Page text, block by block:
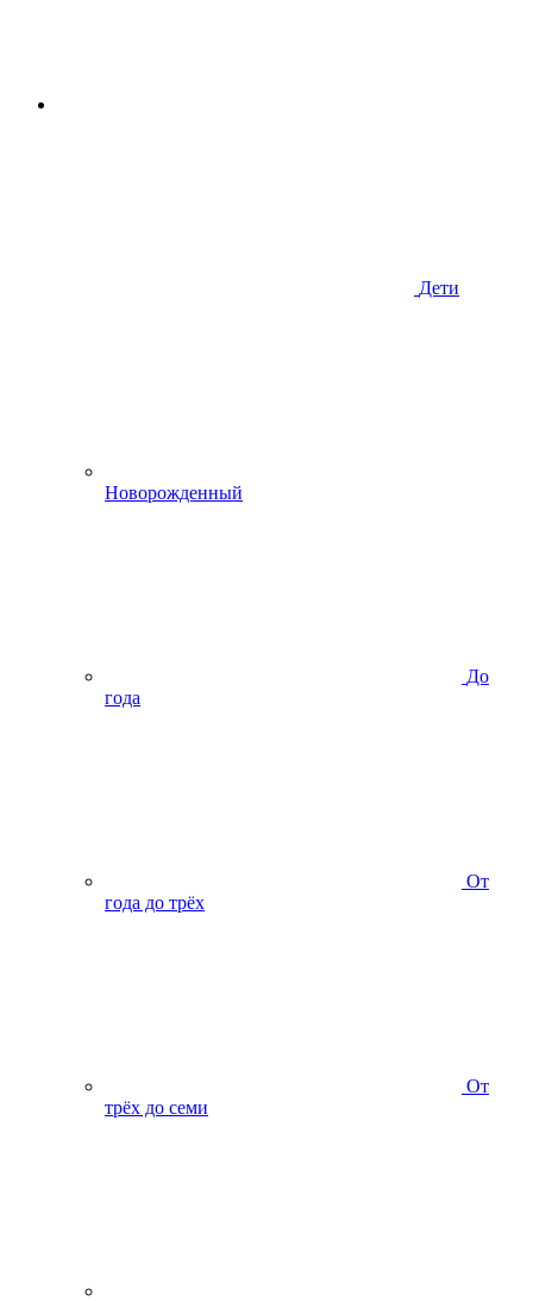
Дети
Новорожденный
До
года
От
года до трёх
От
трёх до семи